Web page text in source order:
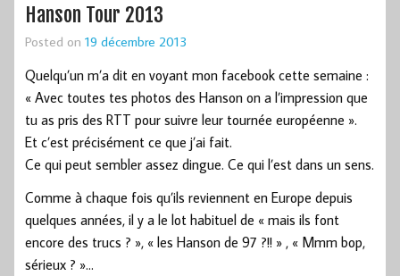
Hanson Tour 2013
Posted on 19 décembre 2013
Quelqu’un m’a dit en voyant mon facebook cette semaine :
« Avec toutes tes photos des Hanson on a l’impression que
tu as pris des RTT pour suivre leur tournée européenne ».
Et c’est précisément ce que j’ai fait.
Ce qui peut sembler assez dingue. Ce qui l’est dans un sens.
Comme à chaque fois qu’ils reviennent en Europe depuis
quelques années, il y a le lot habituel de « mais ils font
encore des trucs ? », « les Hanson de 97 ?!! » , « Mmm bop,
sérieux ? »…